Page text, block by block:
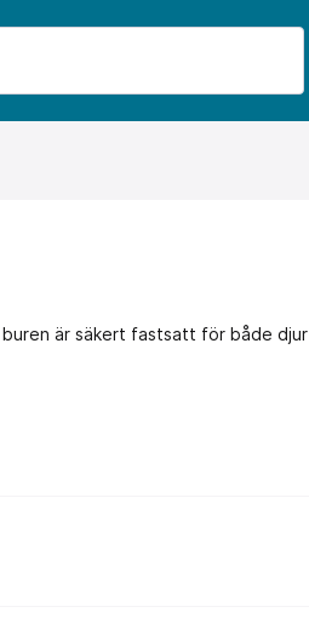
är säkert fastsatt för både